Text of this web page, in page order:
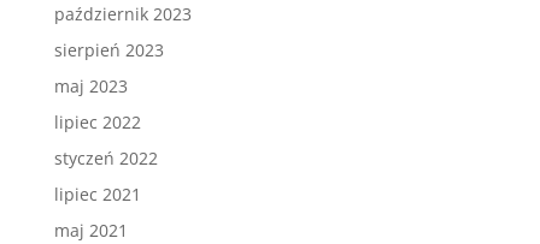
październik 2023
sierpień 2023
maj 2023
lipiec 2022
styczeń 2022
lipiec 2021
maj 2021